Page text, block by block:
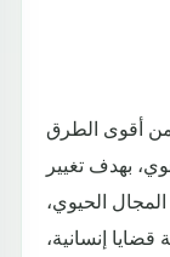
من أقوى الطرق
بهدف تغيير
الحيوي،
إنسانية،